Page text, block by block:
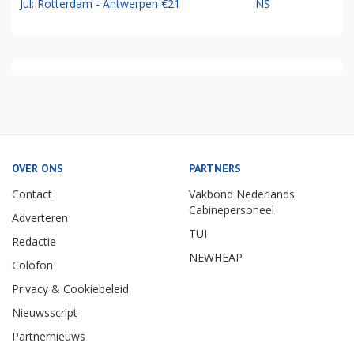
Jul: Rotterdam - Antwerpen €21 NS
OVER ONS
Contact
Adverteren
Redactie
Colofon
Privacy & Cookiebeleid
Nieuwsscript
Partnernieuws
PARTNERS
Vakbond Nederlands
Cabinepersoneel
TUI
NEWHEAP